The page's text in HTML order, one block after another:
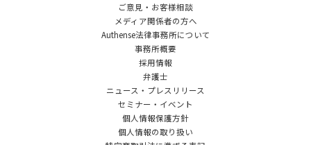
ご意見・お客様相談
メディア関係者の方へ
Authense法律事務所について
事務所概要
採用情報
弁護士
ニュース・プレスリリース
セミナー・イベント
個人情報保護方針
個人情報の取り扱い